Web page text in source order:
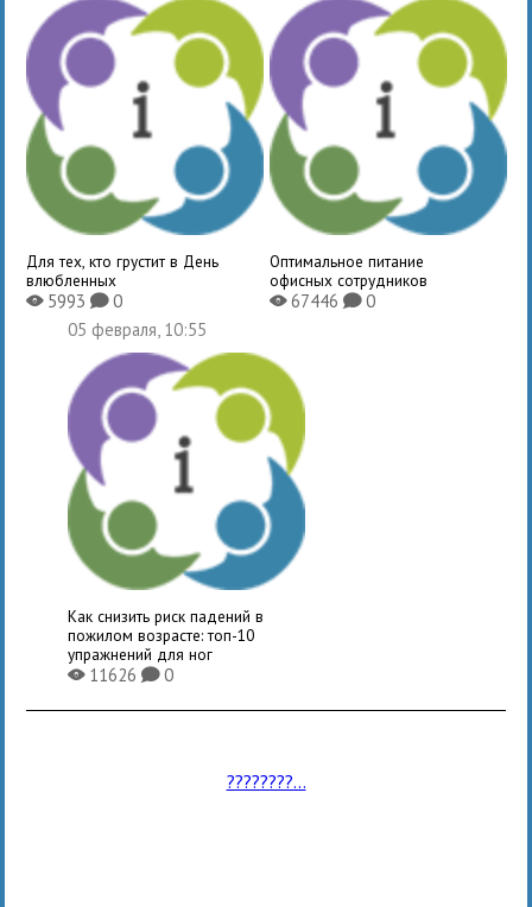
Для тех, кто грустит в День
влюбленных
X5993K0
Оптимальное питание
офисных сотрудников
X67446 K0
05 февраля, 10:55
Как снизить риск падений в
пожилом возрасте: топ-10
упражнений для ног
X11626K0
????????...